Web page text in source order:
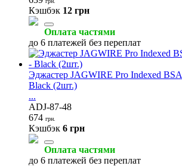
Кэшбэк 12 грн
Оплата частями
до 6 платежей без переплат
Эджастер JAGWIRE Pro Indexed
Black (2шт.)
...
ADJ-87-48
674 грн.
Кэшбэк 6 грн
Оплата частями
до 6 платежей без переплат